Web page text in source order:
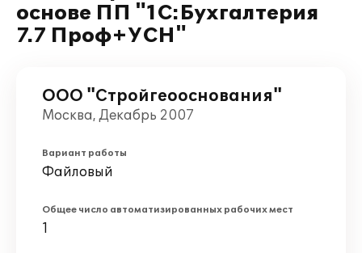
основе ПП "1С:Бухгалтерия
7.7 Проф+УСН"
ООО "Стройгеооснования"
Москва, Декабрь 2007
Вариант работы
Файловый
Общее число автоматизированных рабочих мест
1